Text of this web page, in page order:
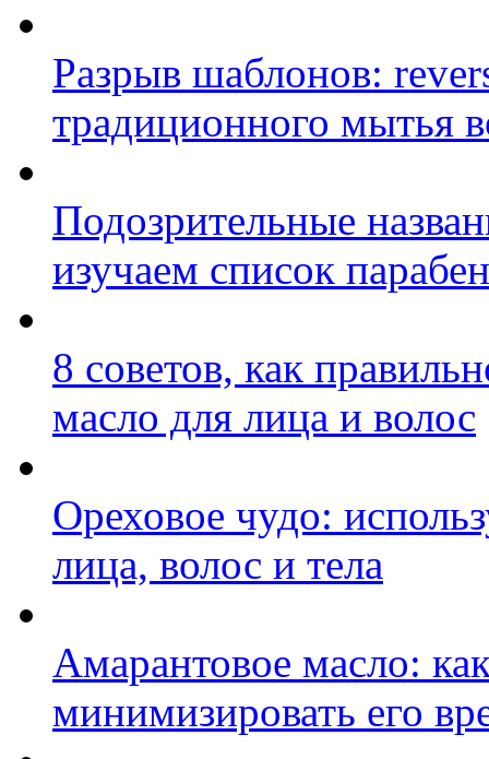
Разрыв шаблонов:
традиционного мытья
Подозрительные
изучаем список
8 советов, как
масло для лица и волос
Ореховое чудо:
лица, волос и тела
Амарантовое масло:
минимизировать его